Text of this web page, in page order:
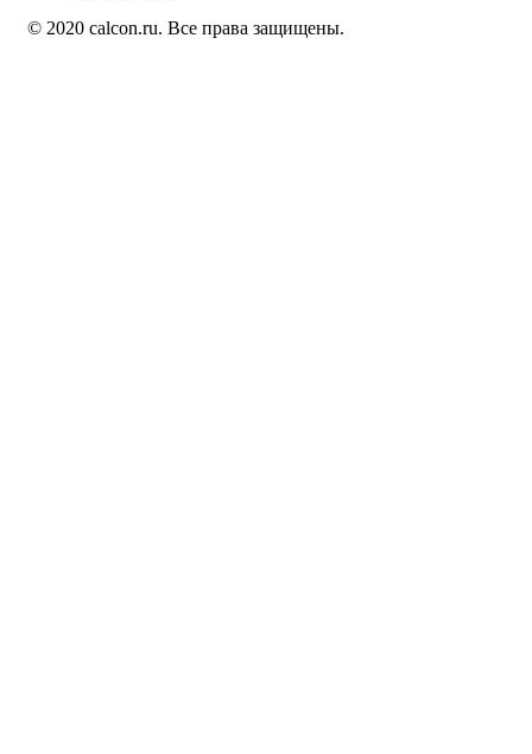
© 2020 calcon.ru. Все права защищены.